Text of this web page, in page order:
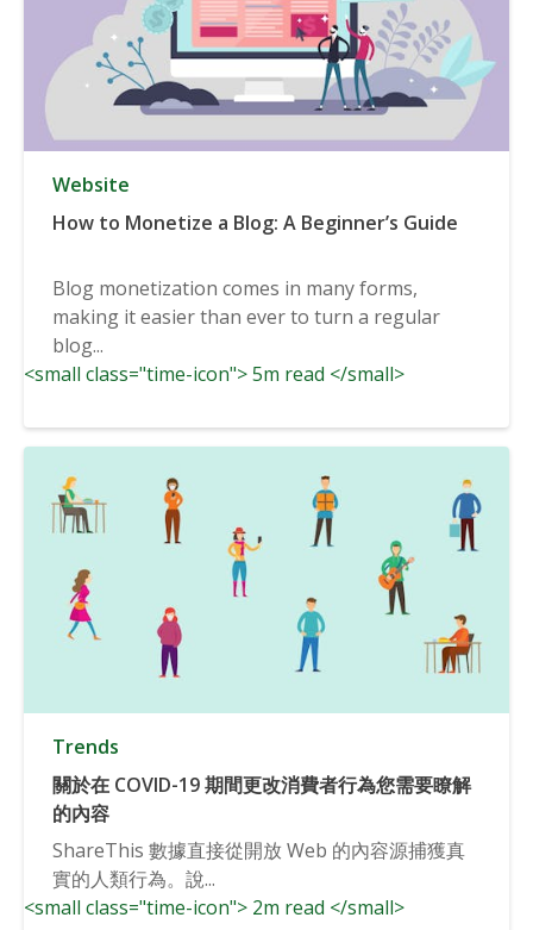
Website
How to Monetize a Blog: A Beginner’s Guide
Blog monetization comes in many forms,
making it easier than ever to turn a regular
blog...
<small class="time-icon"> 5m read </small>
Trends
關於在 COVID-19 期間更改消費者行為您需要瞭解
的內容
ShareThis 數據直接從開放 Web 的內容源捕獲真
實的人類行為。說...
<small class="time-icon"> 2m read </small>